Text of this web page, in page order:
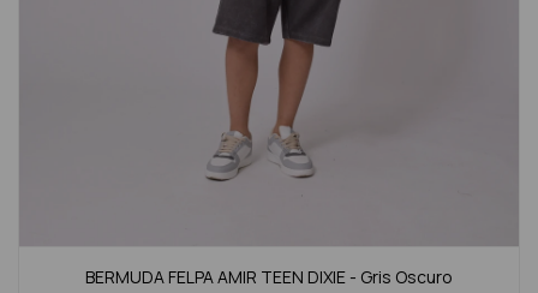
BERMUDA FELPA AMIR TEEN DIXIE - Gris Oscuro